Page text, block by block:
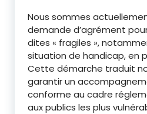
Nous sommes
demande d’agrément
dites « fragiles »,
situation de handicap, en
Cette démarche traduit
garantir un
conforme au cadre
aux publics les plus